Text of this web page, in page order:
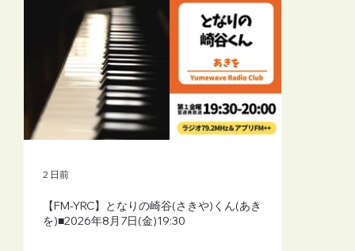
【FM-YRC】となりの崎谷(さきや)くん(あき
を)■2026年8月7日(金)19:30
2 日前